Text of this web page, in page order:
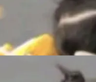
修复了 C
表单中
不再关
19，则
时间点
析提炼。
方法也为
路。
交生活
护者 S
4 日，
1 日起，
月。发
容如
功能：